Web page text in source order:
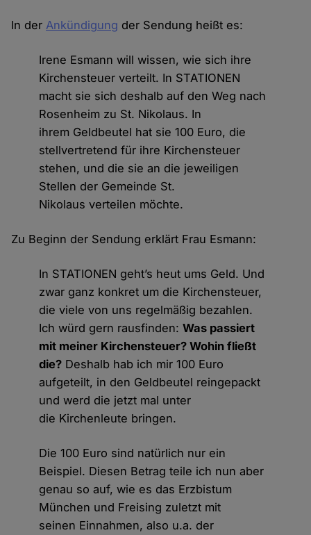
In derAnkündigung der Sendung heißt es:
Irene Esmann will wissen, wie sich ihre
Kirchensteuer verteilt. In STATIONEN
macht sie sich deshalb auf den Weg nach
Rosenheim zu St. Nikolaus. In
ihrem Geldbeutel hat sie 100 Euro, die
stellvertretend für ihre Kirchensteuer
stehen, und die sie an die jeweiligen
Stellen der Gemeinde St.
Nikolaus verteilen möchte.
Zu Beginn der Sendung erklärt Frau Esmann:
In STATIONEN geht’s heut ums Geld. Und
zwar ganz konkret um die Kirchensteuer,
die viele von uns regelmäßig bezahlen.
Ich würd gern rausfinden:Was passiert
mit meiner Kirchensteuer? Wohin fließt
die? Deshalb hab ich mir 100 Euro
aufgeteilt, in den Geldbeutel reingepackt
und werd die jetzt mal unter
die Kirchenleute bringen.
Die 100 Euro sind natürlich nur ein
Beispiel. Diesen Betrag teile ich nun aber
genau so auf, wie es das Erzbistum
München und Freising zuletzt mit
seinen Einnahmen, also u.a. der